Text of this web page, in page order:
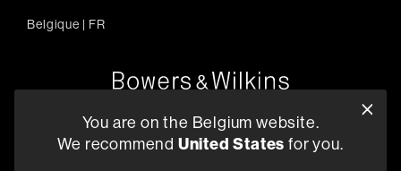
Belgique | FR
+33 (1) 89 54 63 64
You are on the Belgium website.
We recommend United States for you.